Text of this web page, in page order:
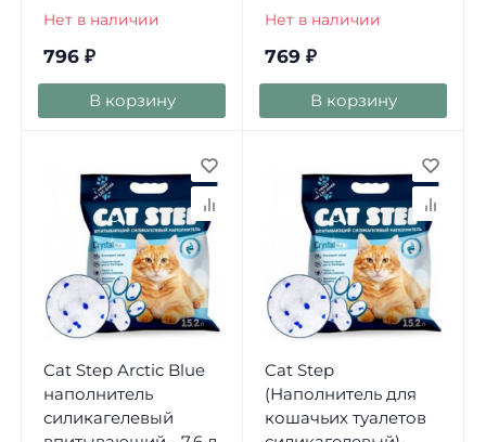
Нет в наличии
796 ₽
В корзину
Нет в наличии
769 ₽
В корзину
Cat Step Arctic Blue
наполнитель
силикагелевый
Cat Step
(Наполнитель для
кошачьих туалетов